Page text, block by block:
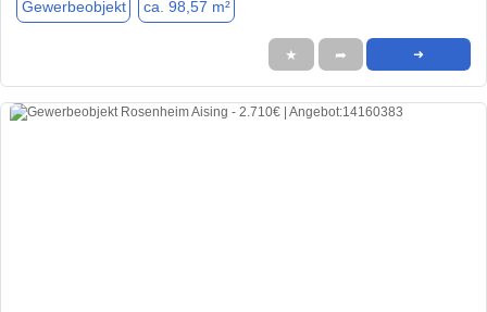
Gewerbeobjekt ca. 98,57 m²
★ ➦ ➜